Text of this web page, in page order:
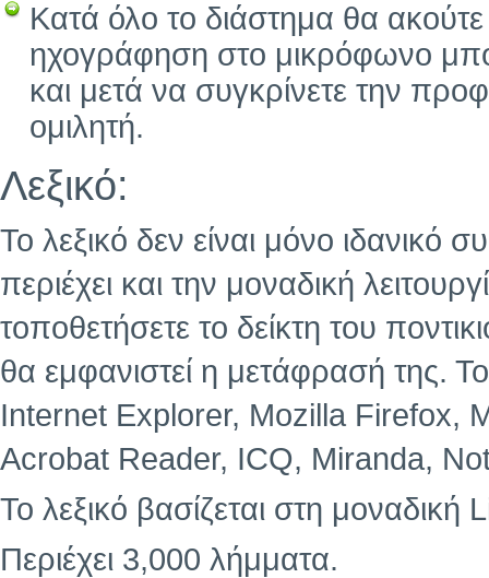
Κατά όλο το διάστημα θα
ηχογράφηση στο μικρόφωνο
και μετά να συγκρίνετε την
ομιλητή.
Λεξικό:
Το λεξικό δεν είναι μόνο
περιέχει και την μοναδική
τοποθετήσετε το δείκτη του
θα εμφανιστεί η μετάφρασή της.
Internet Explorer, Mozilla Firefox,
Acrobat Reader, ICQ, Miranda,
Το λεξικό βασίζεται στη μοναδική
Περιέχει 3,000 λήμματα.